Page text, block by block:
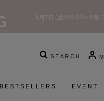
SEARCH
BESTSELLERS EVENT